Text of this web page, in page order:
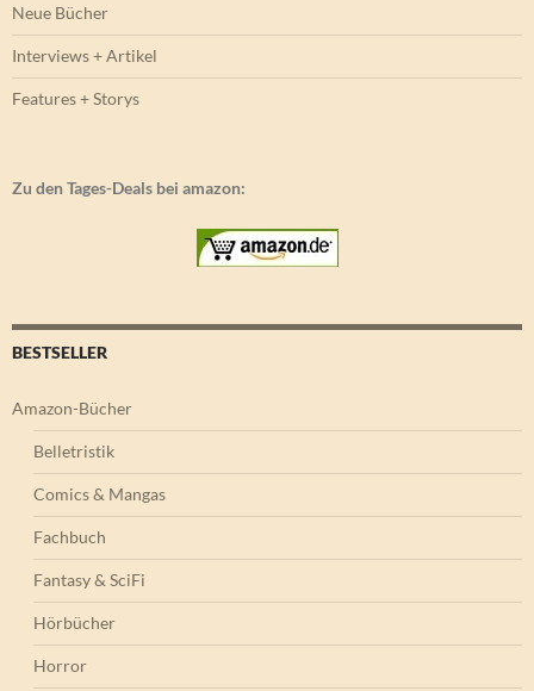
Neue Bücher
Interviews + Artikel
Features + Storys
Zu den Tages-Deals bei amazon:
BESTSELLER
Amazon-Bücher
Belletristik
Comics & Mangas
Fachbuch
Fantasy & SciFi
Hörbücher
Horror